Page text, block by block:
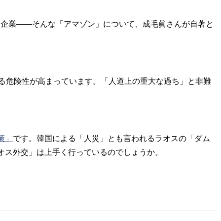
業――そんな「アマゾン」について、成毛眞さんが自著と
険性が高まっています。「人道上の重大な過ち」と非難
です。韓国による「人災」とも言われるラオスの「ダム
外交」は上手く行っているのでしょうか。